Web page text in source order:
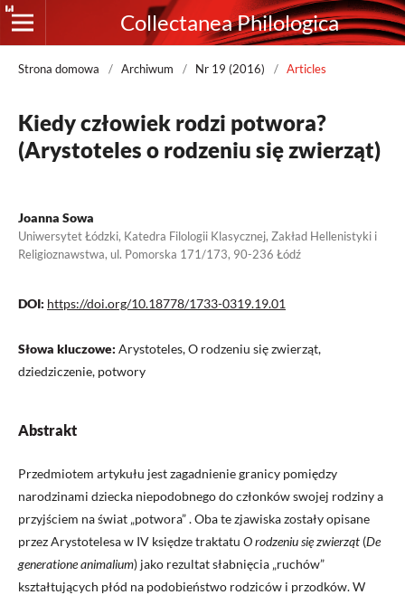
Collectanea Philologica
Strona domowa / Archiwum / Nr 19 (2016) / Articles
Kiedy człowiek rodzi potwora?
(Arystoteles o rodzeniu się zwierząt)
Joanna Sowa
Uniwersytet Łódzki, Katedra Filologii Klasycznej, Zakład Hellenistyki i
Religioznawstwa, ul. Pomorska 171/173, 90-236 Łódź
DOI: https://doi.org/10.18778/1733-0319.19.01
Słowa kluczowe: Arystoteles, O rodzeniu się zwierząt,
dziedziczenie, potwory
Abstrakt
Przedmiotem artykułu jest zagadnienie granicy pomiędzy
narodzinami dziecka niepodobnego do członków swojej rodziny a
przyjściem na świat „potwora” . Oba te zjawiska zostały opisane
przez Arystotelesa w IV księdze traktatu O rodzeniu się zwierząt (De
generatione animalium) jako rezultat słabnięcia „ruchów”
kształtujących płód na podobieństwo rodziców i przodków. W